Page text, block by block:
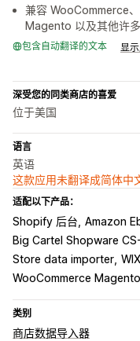
兼容 WooCommerce
Magento 以及其他许
包含自动翻译的文本 显
深受您的同类商店的喜爱
位于美国
语言
英语
这款应用未翻译成简体中
适配以下产品：
Shopify 后台 Amazon
Big Cartel Shopware
Store data importer
WooCommerce
类别
商店数据导入器